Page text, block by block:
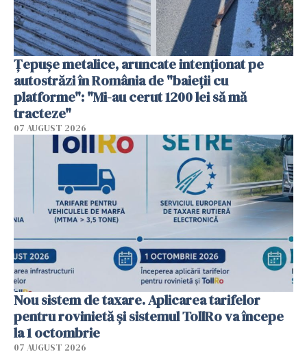
Țepușe metalice, aruncate intenționat pe
autostrăzi în România de "baieții cu
platforme": "Mi-au cerut 1200 lei să mă
tracteze"
07 AUGUST 2026
Nou sistem de taxare. Aplicarea tarifelor
pentru rovinietă şi sistemul TollRo va începe
la 1 octombrie
07 AUGUST 2026